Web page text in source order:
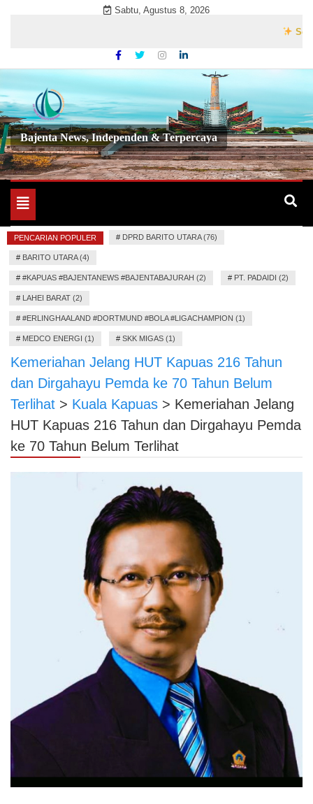
Sabtu, Agustus 8, 2026
Selamat
Bajenta News, Independen & Terpercaya
Toggle
navigation
PENCARIAN POPULER # DPRD BARITO UTARA (76)
# BARITO UTARA (4)
# #KAPUAS #BAJENTANEWS #BAJENTABAJURAH (2) # PT. PADAIDI (2)
# LAHEI BARAT (2)
# #ERLINGHAALAND #DORTMUND #BOLA #LIGACHAMPION (1)
# MEDCO ENERGI (1) # SKK MIGAS (1)
Kemeriahan Jelang HUT Kapuas 216 Tahun
dan Dirgahayu Pemda ke 70 Tahun Belum
Terlihat > Kuala Kapuas > Kemeriahan Jelang
HUT Kapuas 216 Tahun dan Dirgahayu Pemda
ke 70 Tahun Belum Terlihat